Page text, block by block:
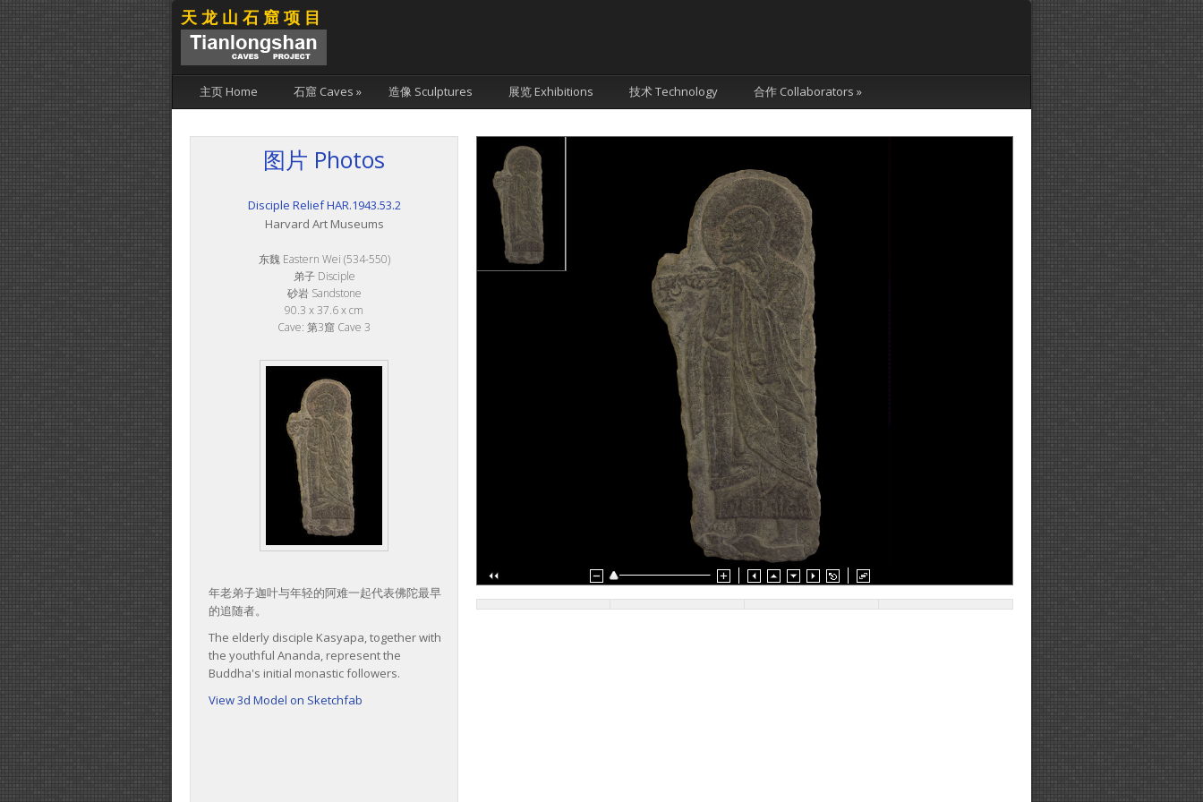
天龙山石窟项目
主页 Home 石窟 Caves » 造像 Sculptures 展览 Exhibitions 技术 Technology 合作 Collaborators »
图片 Photos
Disciple Relief HAR.1943.53.2
Harvard Art Museums
东魏 Eastern Wei (534-550)
弟子 Disciple
砂岩 Sandstone
90.3 x 37.6 x cm
Cave: 第3窟 Cave 3
年老弟子迦叶与年轻的阿难一起代表佛陀最早
的追随者。
The elderly disciple Kasyapa, together with
the youthful Ananda, represent the
Buddha's initial monastic followers.
View 3d Model on Sketchfab